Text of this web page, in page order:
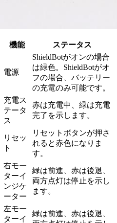
機能 ステータス
電源
ShieldBotがオンの場合
は緑色。ShieldBotがオ
フの場合、バッテリー
の充電のみ可能です。
充電ス
テータ
ス
赤は充電中、緑は充電
完了を示します。
リセッ
ト
リセットボタンが押さ
れると赤色になりま
す。
右モー
ターイ
ンジケ
ーター
緑は前進、赤は後退、
両方点灯は停止を示し
ます。
左モー
ターイ
緑は前進、赤は後退、